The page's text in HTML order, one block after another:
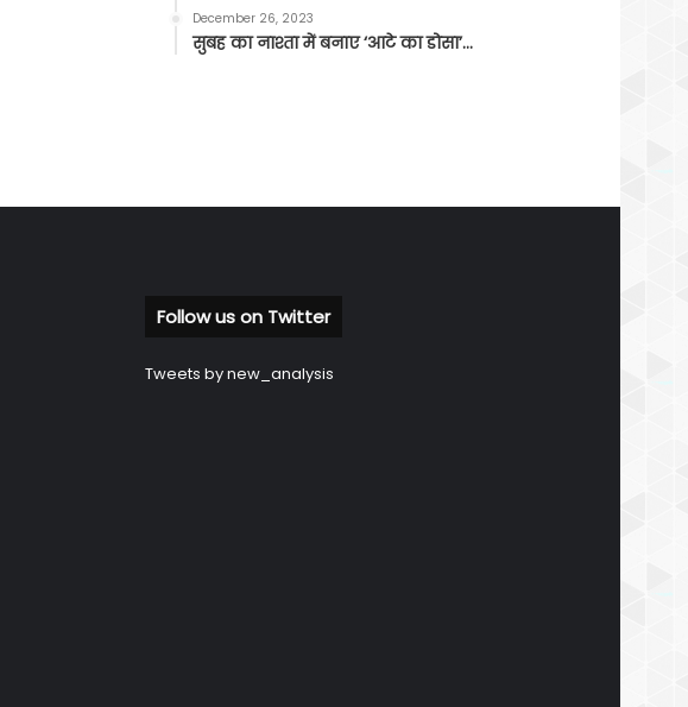
December 26, 2023
सुबह का नाश्ता में बनाए ‘आटे का डोसा’…
Follow us on Twitter
Tweets by new_analysis